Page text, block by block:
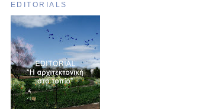
EDITORIALS